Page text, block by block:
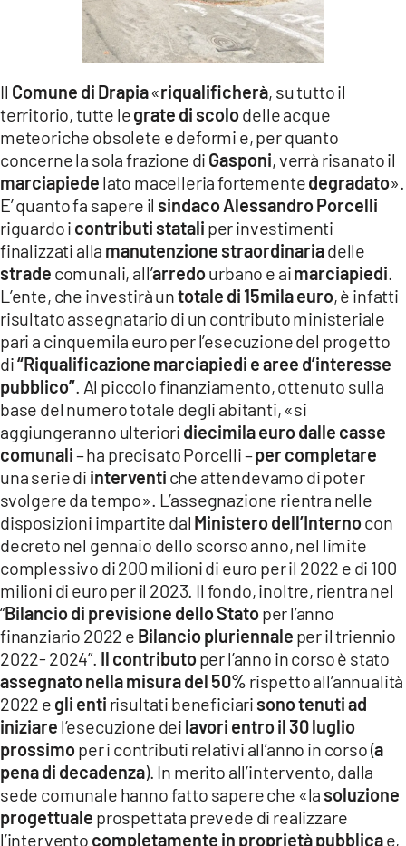
LACONAIR.IT
LACITYMAG.IT
ILREGGINO.IT
COSENZACHANNEL.IT
ILVIBONESE.IT
CATANZAROCHANNEL.IT
LACAPITALENEWS.IT
App
ANDROID
APPLE
Il Comune di Drapia«riqualificherà, su tutto il
territorio, tutte legrate di scolodelle acque
meteoriche obsolete e deformi e, per quanto
concerne la sola frazione di Gasponi, verrà risanato il
marciapiede lato macelleria fortementedegradato».
E’ quanto fa sapere il sindaco Alessandro Porcelli
riguardo i contributi statali per investimenti
finalizzati alla manutenzione straordinariadelle
strade comunali, all’arredourbano e aimarciapiedi
L’ente, che investirà untotale di 15mila euro, è infatti
risultato assegnatario di un contributo ministeriale
pari a cinquemila euro per l’esecuzione del progetto
di“Riqualificazione marciapiedi e aree d’interesse
pubblico” . Al piccolo finanziamento, ottenuto sulla
base del numero totale degli abitanti, «si
aggiungeranno ulteriori diecimila euro dalle casse
comunali– ha precisato Porcelli –per completare
una serie di interventi che attendevamo di poter
svolgere da tempo». L’assegnazione rientra nelle
disposizioni impartite dal Ministero dell’Internocon
decreto nel gennaio dello scorso anno, nel limite
complessivo di 200 milioni di euro per il 2022 e di 100
milioni di euro per il 2023. Il fondo, inoltre, rientra nel
“Bilancio di previsione dello Statoper l’anno
finanziario 2022 e Bilancio pluriennale per il triennio
2022- 2024”. Il contributoper l’anno in corso è stato
assegnato nella misura del 50% rispetto all’annualità
2022 e gli enti risultati beneficiari sono tenuti ad
iniziare l’esecuzione dei lavori entro il 30 luglio
prossimoper i contributi relativi all’anno in corso (a
pena di decadenza). In merito all’intervento, dalla
sede comunale hanno fatto sapere che «la soluzione
progettuale prospettata prevede di realizzare
l’intervento completamente in proprietà pubblicae,